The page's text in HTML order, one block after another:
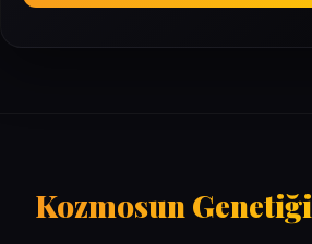
Kozmosun Genetiği